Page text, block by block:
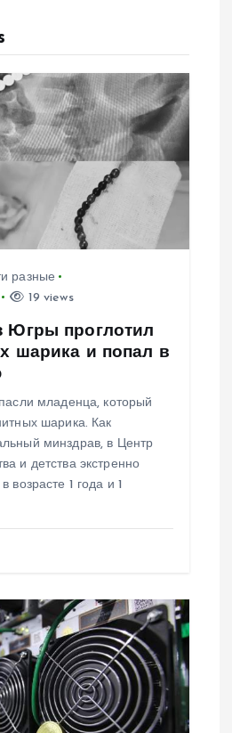
разные
19 views
Югры проглотил
шарика и попал в
младенца, который
шарика. Как
минздрав, в Центр
и детства экстренно
возрасте 1 года и 1